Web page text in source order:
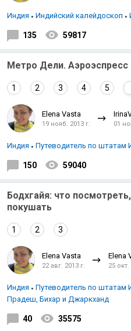
Индия Индийский калейдоскоп
135 59817
Метро Дели. Аэроэспресс
1 2 3 4 5
Elena Vasta
19 нояб. 2013 г. 01
Индия Путеводитель по штатам
150 59040
Бодхгайя: что
покушать
1 2 3
Elena Vasta
22 авг. 2013 г.
Elena
25 окт.
Индия Путеводитель по штатам
Прадеш, Бихар и Джаркханд
40 35575